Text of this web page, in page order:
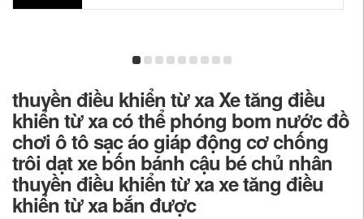
thuyền điều khiển từ xa Xe tăng điều
khiển từ xa có thể phóng bom nước đồ
chơi ô tô sạc áo giáp động cơ chống
trôi dạt xe bốn bánh cậu bé chủ nhân
thuyền điều khiển từ xa xe tăng điều
khiển từ xa bắn được